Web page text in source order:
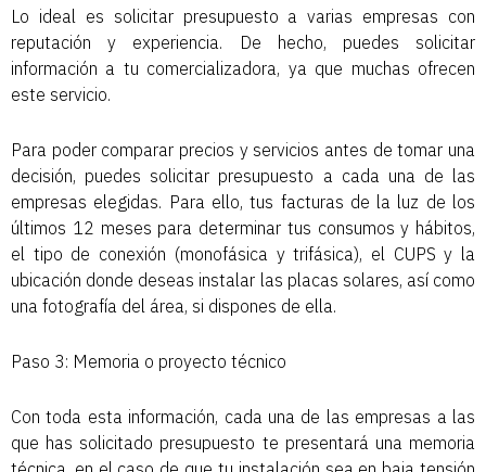
Lo ideal es solicitar presupuesto a varias empresas con
reputación y experiencia. De hecho, puedes solicitar
información a tu comercializadora, ya que muchas ofrecen
este servicio.
Para poder comparar precios y servicios antes de tomar una
decisión, puedes solicitar presupuesto a cada una de las
empresas elegidas. Para ello, tus facturas de la luz de los
últimos 12 meses para determinar tus consumos y hábitos,
el tipo de conexión (monofásica y trifásica), el CUPS y la
ubicación donde deseas instalar las placas solares, así como
una fotografía del área, si dispones de ella.
Paso 3: Memoria o proyecto técnico
Con toda esta información, cada una de las empresas a las
que has solicitado presupuesto te presentará una memoria